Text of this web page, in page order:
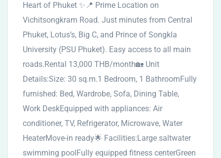
Heart of Phuket ✨📍 Prime Location on
Vichitsongkram Road. Just minutes from Central
Phuket, Lotus’s, Big C, and Prince of Songkla
University (PSU Phuket). Easy access to all main
roads.Rental 13,000 THB/month🏡 Unit
Details:Size: 30 sq.m.1 Bedroom, 1 BathroomFully
furnished: Bed, Wardrobe, Sofa, Dining Table,
Work DeskEquipped with appliances: Air
conditioner, TV, Refrigerator, Microwave, Water
HeaterMove-in ready🌟 Facilities:Large saltwater
swimming poolFully equipped fitness centerGreen